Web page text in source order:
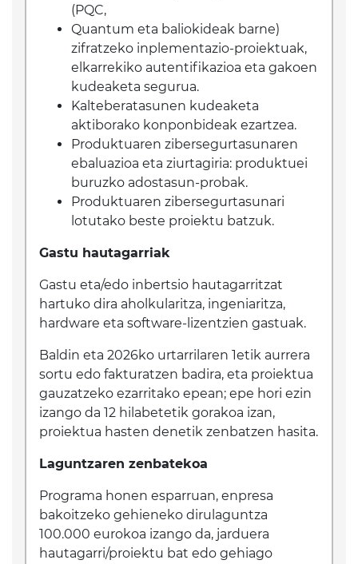
(PQC,
Quantum eta baliokideak barne)
zifratzeko inplementazio-proiektuak,
elkarrekiko autentifikazioa eta gakoen
kudeaketa segurua.
Kalteberatasunen kudeaketa
aktiborako konponbideak ezartzea.
Produktuaren zibersegurtasunaren
ebaluazioa eta ziurtagiria: produktuei
buruzko adostasun-probak.
Produktuaren zibersegurtasunari
lotutako beste proiektu batzuk.
Gastu hautagarriak
Gastu eta/edo inbertsio hautagarritzat
hartuko dira aholkularitza, ingeniaritza,
hardware eta software-lizentzien gastuak.
Baldin eta 2026ko urtarrilaren 1etik aurrera
sortu edo fakturatzen badira, eta proiektua
gauzatzeko ezarritako epean; epe hori ezin
izango da 12 hilabetetik gorakoa izan,
proiektua hasten denetik zenbatzen hasita.
Laguntzaren zenbatekoa
Programa honen esparruan, enpresa
bakoitzeko gehieneko dirulaguntza
100.000 eurokoa izango da, jarduera
hautagarri/proiektu bat edo gehiago